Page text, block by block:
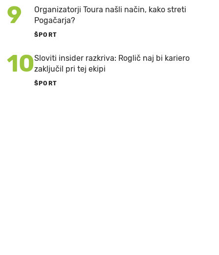
9
Organizatorji Toura našli način, kako streti
Pogačarja?
ŠPORT
10Sloviti insider razkriva: Roglič naj bi kariero
zaključil pri tej ekipi
ŠPORT